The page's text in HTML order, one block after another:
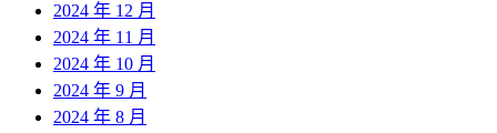
2024 年 12 月
2024 年 11 月
2024 年 10 月
2024 年 9 月
2024 年 8 月